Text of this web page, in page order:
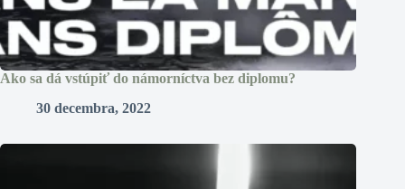
Ako sa dá vstúpiť do námorníctva bez diplomu?
30 decembra, 2022